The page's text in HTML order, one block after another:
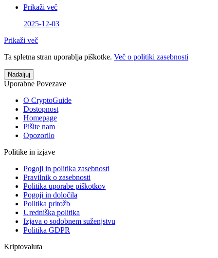
Prikaži več
2025-12-03
Prikaži več
Ta spletna stran uporablja piškotke. Več o politiki zasebnosti
Nadaljuj
Uporabne Povezave
O CryptoGuide
Dostopnost
Homepage
Pišite nam
Opozorilo
Politike in izjave
Pogoji in politika zasebnosti
Pravilnik o zasebnosti
Politika uporabe piškotkov
Pogoji in določila
Politika pritožb
Uredniška politika
Izjava o sodobnem suženjstvu
Politika GDPR
Kriptovaluta